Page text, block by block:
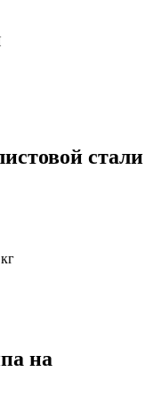
стали
на